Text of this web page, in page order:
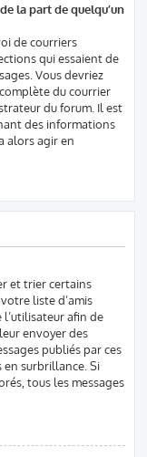
la part de quelqu’un
de courriers
qui essaient de
Vous devriez
du courrier
du forum. Il est
des informations
alors agir en
et trier certains
liste d’amis
afin de
envoyer des
publiés par ces
surbrillance. Si
tous les messages